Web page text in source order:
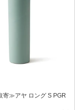
寄≫アヤ ロング S PGR